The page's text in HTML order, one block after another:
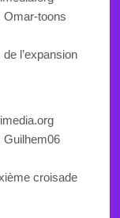
Omar-toons
l’expansion
Guilhem06
croisade